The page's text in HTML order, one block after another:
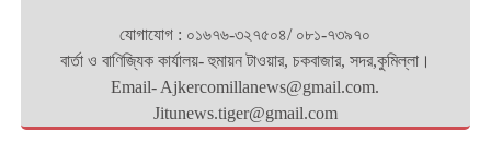
যোগাযোগ : ০১৬৭৬-৩২৭৫০৪/ ০৮১-৭৩৯৭০
বার্তা ও বাণিজ্যিক কার্যালয়- হুমায়ন টাওয়ার, চকবাজার, সদর,কুমিল্লা।
Email- Ajkercomillanews@gmail.com.
Jitunews.tiger@gmail.com